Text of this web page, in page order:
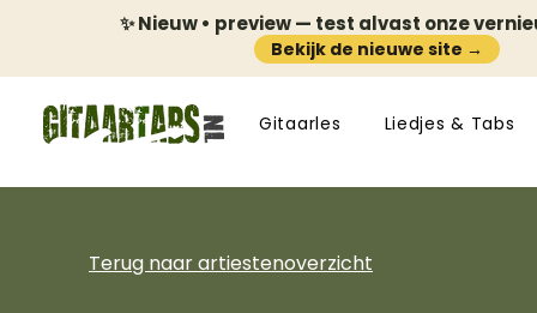
✨ Nieuw • preview — test alvast onze
Bekijk de nieuwe site →
Gitaarles Liedjes & Tabs
Terug naar artiestenoverzicht